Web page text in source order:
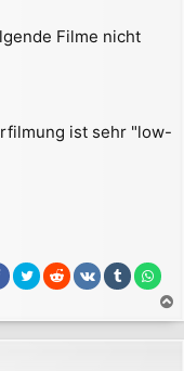
Filme nicht
ist sehr "low-
a
c